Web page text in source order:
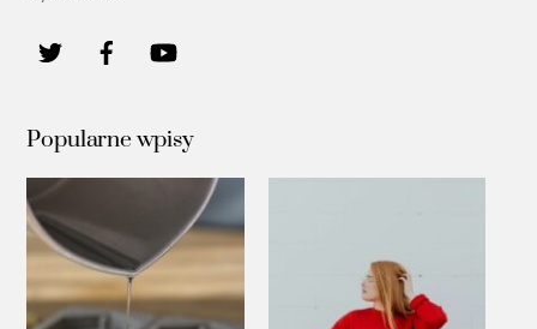
Popularne wpisy